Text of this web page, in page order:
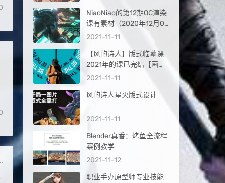
NiaoNiao的第12期OC渲染
课有素材（2020年12月01
日最新完结的鸟鸟第十二
2021-11-11
【风的诗人】版式临摹课
2021年的课已完结【画质
高清】
2021-11-11
风的诗人星火版式设计
2021-11-11
Blender真香：烤鱼全流程
案例教学
2021-11-12
职业手办原型师专业技能